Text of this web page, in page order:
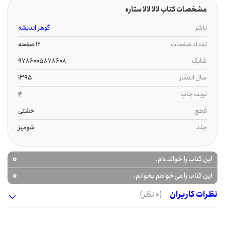
مشخصات کتاب لالا لالا ستاره
ناشر
گوهر اندیشه
تعداد صفحات
12 صفحه
شابک
9786005878608
سال انتشار
1395
نوبت چاپ
4
قطع
خشتی
جلد
شومیز
این کتاب را خوانده‌ام. 0
این کتاب را می‌خواهم بخوانم.
0
نظرات کاربران
(0 نظر)